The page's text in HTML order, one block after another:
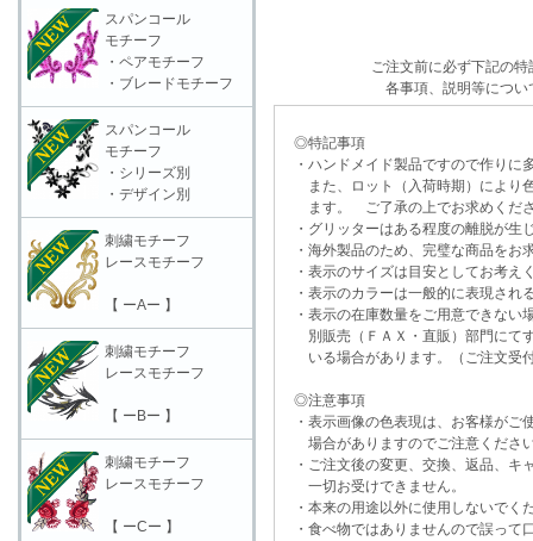
ご注文前に必ず下記の
各事項、説明等につい
◎特記事項
・ハンドメイド製品ですので作りに
また、ロット（入荷時期）により
ます。 ご了承の上でお求めくだ
・グリッターはある程度の離脱が生
・海外製品のため、完璧な商品をお
・表示のサイズは目安としてお考え
・表示のカラーは一般的に表現され
・表示の在庫数量をご用意できな
別販売（ＦＡＸ・直販）部門にて
いる場合があります。（ご注文受
◎注意事項
・表示画像の色表現は、お客様がご
場合がありますのでご注意くださ
・ご注文後の変更、交換、返品、キ
一切お受けできません。
・本来の用途以外に使用しないでく
・食べ物ではありませんので誤って
スパンコール
モチーフ
・ペアモチーフ
・ブレードモチーフ
スパンコール
モチーフ
・シリーズ別
・デザイン別
刺繍モチーフ
レースモチーフ
【 ーAー 】
刺繍モチーフ
レースモチーフ
【 ーBー 】
刺繍モチーフ
レースモチーフ
【 ーCー 】